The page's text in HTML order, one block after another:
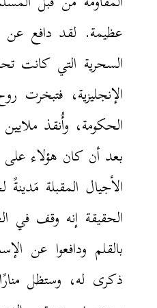
عظيمة. لقد دافع عن
السحرية التي كانت
الإنجليزية،
الحكومة، وأُنقذ
بعد أن كان هؤلاء
الأجيال المقبلة
الحقيقة إنه وقف في
بالقلم ودافعوا عن
ذكرى له، وستظل